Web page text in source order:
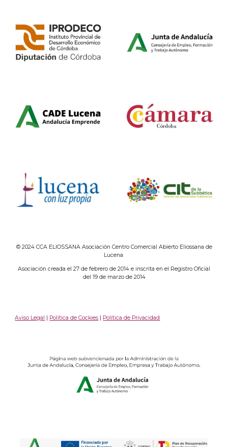
© 2024 CCA ELIOSSANA Asociación Centro Comercial Abierto Eliossana de
Lucena
Asociación creada el 27 de febrero de 2014 e inscrita en el Registro Oficial
del 19 de marzo de 2014
Aviso Legal | Política de Cockies | Política de Privacidad